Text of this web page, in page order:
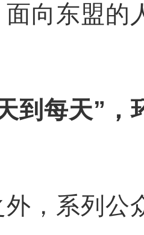
向东盟的
到每天”，
系列公